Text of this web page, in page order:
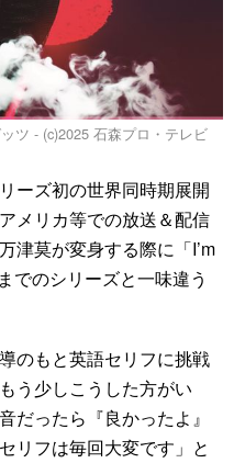
ツ - (c)2025 石森プロ・テレビ
ーズ初の世界同時期展開
メリカ等での放送＆配信
津莫が変身する際に「I’m
でのシリーズと一味違う
のもと英語セリフに挑戦
う少しこうした方がい
だったら『良かったよ』
リフは毎回大変です」と